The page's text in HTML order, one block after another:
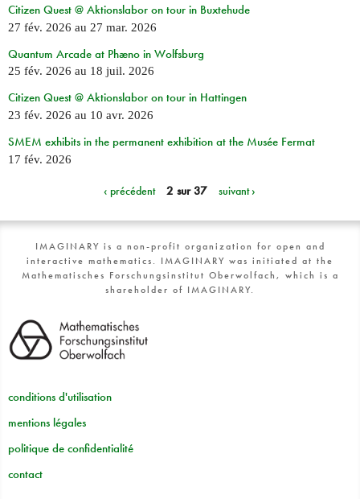
Citizen Quest @ Aktionslabor on tour in Buxtehude
27 fév. 2026 au 27 mar. 2026
Quantum Arcade at Phæno in Wolfsburg
25 fév. 2026 au 18 juil. 2026
Citizen Quest @ Aktionslabor on tour in Hattingen
23 fév. 2026 au 10 avr. 2026
SMEM exhibits in the permanent exhibition at the Musée Fermat
17 fév. 2026
‹ précédent 2 sur 37 suivant ›
IMAGINARY is a non-profit organization for open and
interactive mathematics. IMAGINARY was initiated at the
Mathematisches Forschungsinstitut Oberwolfach, which is a
shareholder of IMAGINARY.
conditions d'utilisation
mentions légales
politique de confidentialité
contact